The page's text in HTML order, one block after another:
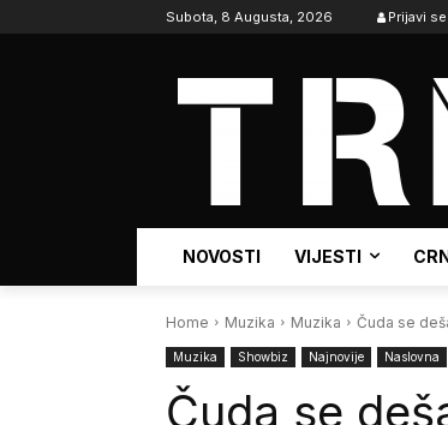
Subota, 8 Augusta, 2026 Prijavi se
NOVOSTI VIJESTI
Home Muzika Muzika Čuda se
Muzika Showbiz Najnovije Naslovna
Čuda se